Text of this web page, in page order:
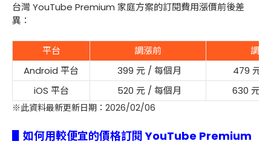
台灣 YouTube Premium 家庭方案的訂閱費用漲價前後差
異：
平台 調漲前
調漲
Android 平台
399 元 / 每個月
479 元 /
iOS 平台
520 元 / 每個月 630 元 /
※此資料最新更新日期：2026/02/06
▋如何用較便宜的價格訂閱 YouTube Premium